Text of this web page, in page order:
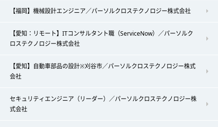
【福岡】機械設計エンジニア／パーソルクロステクノロジー株式会社
【愛知：リモート】ITコンサルタント職（ServiceNow）／パーソルク
ロステクノロジー株式会社
【愛知】自動車部品の設計※刈谷市／パーソルクロステクノロジー株式
会社
セキュリティエンジニア（リーダー）／パーソルクロステクノロジー株
式会社